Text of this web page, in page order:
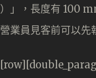
）」，長度有 100
營業員見客前可以先